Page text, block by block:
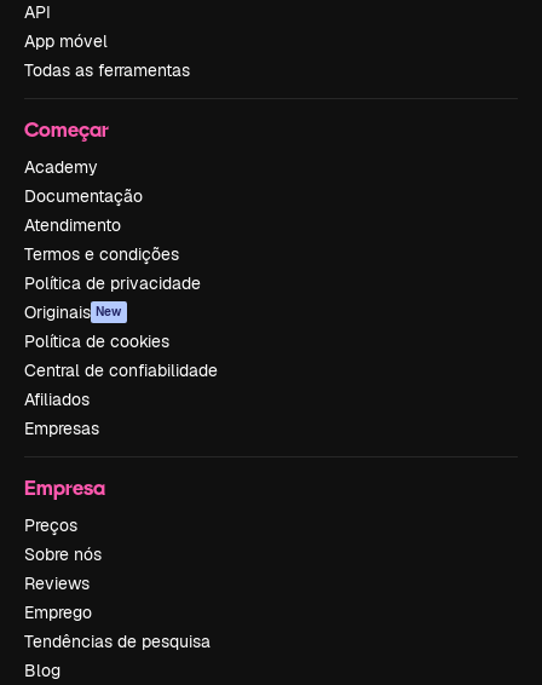
API
App móvel
Todas as ferramentas
Começar
Academy
Documentação
Atendimento
Termos e condições
Política de privacidade
Originais New
Política de cookies
Central de confiabilidade
Afiliados
Empresas
Empresa
Preços
Sobre nós
Reviews
Emprego
Tendências de pesquisa
Blog